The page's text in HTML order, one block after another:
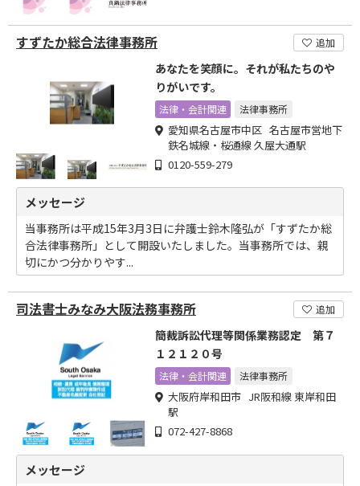
すずたか総合法律事務所 追加
あなたを笑顔に。それが私たちのや
りがいです。
法律・会計関連 法律事務所
愛知県名古屋市中区 名古屋市営地下
鉄名城線・桜通線 久屋大通駅
0120-559-279
メッセージ
当事務所は平成15年3月3日に弁護士鈴木隆弘が「すずたか総
合法律事務所」として開設いたしました。当事務所では、親
切にかつ分かりやす...
司法書士みなみ大阪法務事務所 追加
簡裁訴訟代理等関係業務認定 第７
１２１２０号
法律・会計関連 法律事務所
大阪府岸和田市 JR阪和線 東岸和田
駅
072-427-8868
メッセージ